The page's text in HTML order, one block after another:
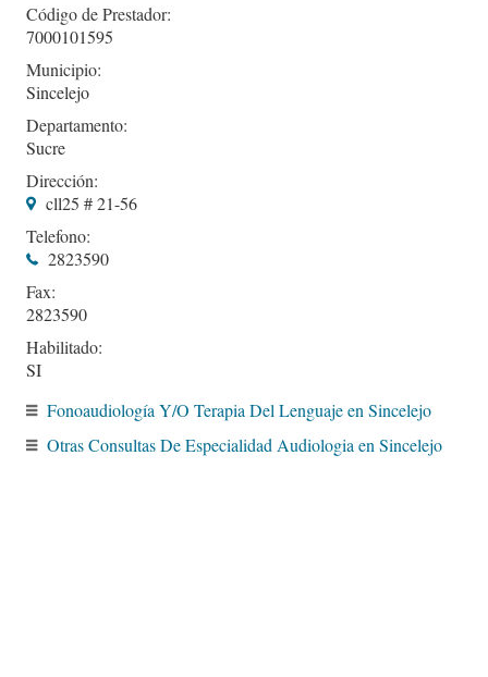
Código de Prestador:
7000101595
Municipio:
Sincelejo
Departamento:
Sucre
Dirección:
cll25 # 21-56
Telefono:
2823590
Fax:
2823590
Habilitado:
SI
Fonoaudiología Y/O Terapia Del Lenguaje en Sincelejo
Otras Consultas De Especialidad Audiologia en Sincelejo